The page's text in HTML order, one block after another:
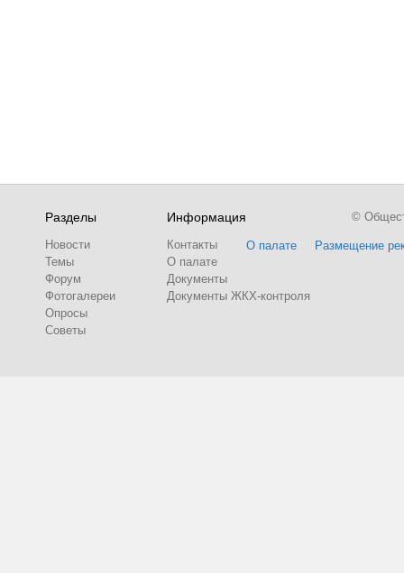
Разделы
Новости
Темы
Форум
Фотогалереи
Опросы
Советы
Информация
Контакты
О палате
Документы
Документы ЖКХ-контроля
О палате Размещение
©